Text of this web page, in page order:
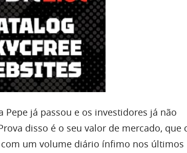
já passou e os investidores já não
disso é o seu valor de mercado, que
um volume diário ínfimo nos últimos